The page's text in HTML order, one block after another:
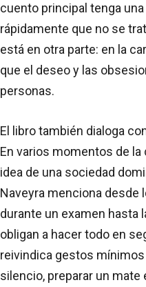
cuento principal tenga
rápidamente que no se
está en otra parte: en la
que el deseo y las
personas.
El libro también dialoga
En varios momentos de
idea de una sociedad
Naveyra menciona desde
durante un examen hasta
obligan a hacer todo en
reivindica gestos
silencio, preparar un mate